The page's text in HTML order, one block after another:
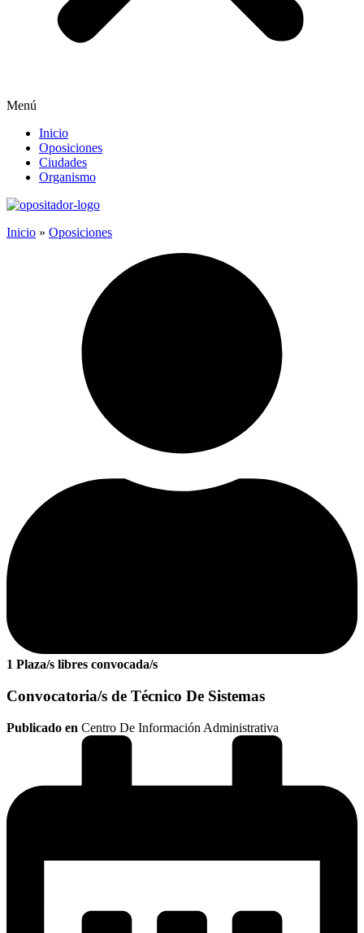
Menú
Inicio
Oposiciones
Ciudades
Organismo
Inicio » Oposiciones
1 Plaza/s libres convocada/s
Convocatoria/s de Técnico De Sistemas
Publicado en Centro De Información Administrativa